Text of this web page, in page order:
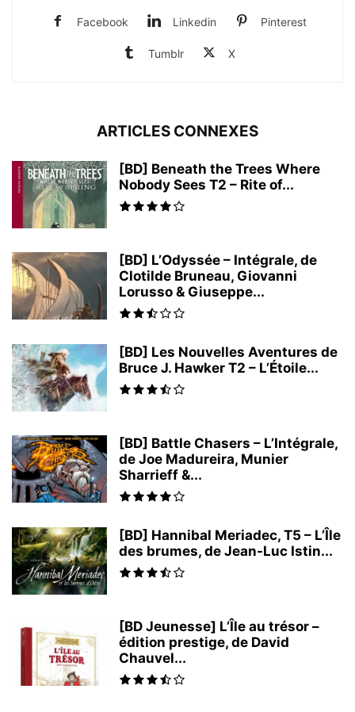
Facebook Linkedin Pinterest
Tumblr X
ARTICLES CONNEXES
[BD] Beneath the Trees Where
Nobody Sees T2 – Rite of...
[BD] L’Odyssée – Intégrale, de
Clotilde Bruneau, Giovanni
Lorusso & Giuseppe...
[BD] Les Nouvelles Aventures de
Bruce J. Hawker T2 – L’Étoile...
[BD] Battle Chasers – L’Intégrale,
de Joe Madureira, Munier
Sharrieff &...
[BD] Hannibal Meriadec, T5 – L’Île
des brumes, de Jean-Luc Istin...
[BD Jeunesse] L’Île au trésor –
édition prestige, de David
Chauvel...